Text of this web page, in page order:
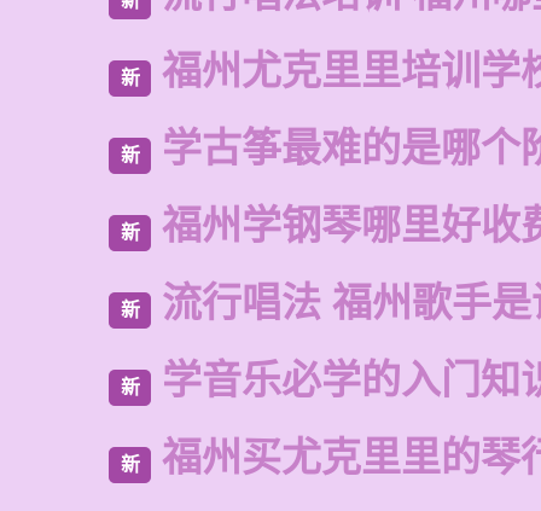
新 福州尤克里里培训学
新 学古筝最难的是哪个
新 福州学钢琴哪里好收
新 流行唱法 福州歌手
新 学音乐必学的入门知
新 福州买尤克里里的琴